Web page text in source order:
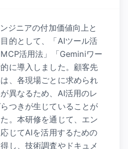
ジニアの付加価値向上と
的として、「AIツール活
活用法」「Geminiワー
に導入しました。顧客先
、各現場ごとに求められ
異なるため、AI活用のレ
つきが生じていることが
。本研修を通じて、エン
じてAIを活用するための
し、技術調査やドキュメ